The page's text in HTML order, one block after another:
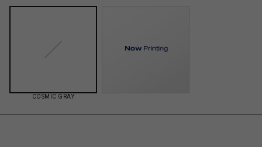
COSMIC GRAY